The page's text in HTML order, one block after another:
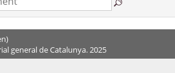
general de Catalunya. 2025